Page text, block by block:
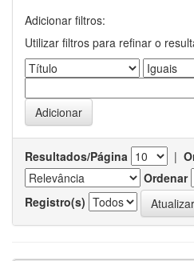
Adicionar filtros:
Utilizar filtros para refinar o
Resultados/Página |
Ordenar
Registro(s)